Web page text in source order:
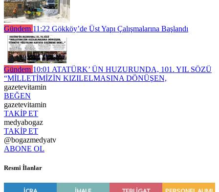
Gündem 11:22 Gökköy’de Üst Yapı Çalışmalarına Başlandı
Gündem 10:01 ATATÜRK’ ÜN HUZURUNDA, 101. YIL SÖZÜ
“MİLLETİMİZİN KIZILELMASINA DÖNÜŞEN,
gazetevitamin
BEĞEN
gazetevitamin
TAKİP ET
medyabogaz
TAKİP ET
@bogazmedyatv
ABONE OL
Resmî İlanlar